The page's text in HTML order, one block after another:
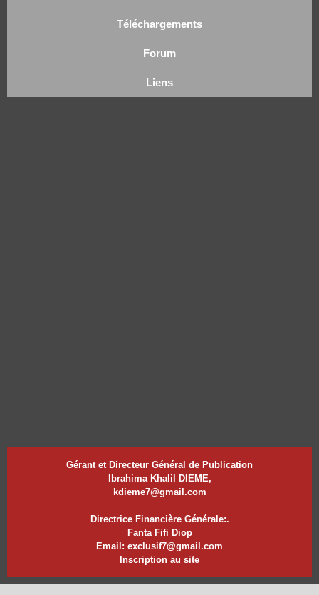
Téléchargements
Forum
Liens
Gérant et Directeur Général de Publication
Ibrahima Khalil DIEME,
kdieme7@gmail.com
Directrice Financière Générale:.
Fanta Fifi Diop
Email: exclusif7@gmail.com
Inscription au site